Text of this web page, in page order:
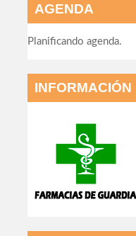
AGENDA
Planificando agenda.
INFORMACIÓN